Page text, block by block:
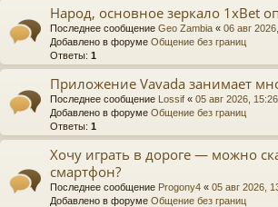
Народ, основное зеркало 1xBet
Последнее сообщение Geo Zambia « 06 авг
Добавлено в форуме Общение без границ
Ответы: 1
Приложение Vavada занимает
Последнее сообщение Lossif « 05 авг 2026, 15:26
Добавлено в форуме Общение без границ
Ответы: 1
Хочу играть в дороге — можно
смартфон?
Последнее сообщение Progony4 « 05 авг 2026,
Добавлено в форуме Общение без границ